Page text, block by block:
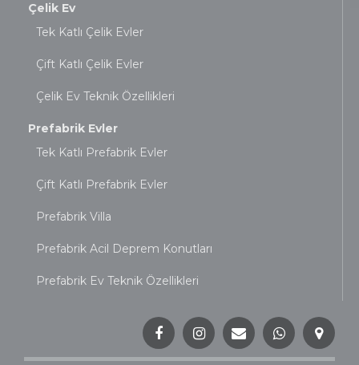
Çelik Ev
Tek Katlı Çelik Evler
Çift Katlı Çelik Evler
Çelik Ev Teknik Özellikleri
Prefabrik Evler
Tek Katlı Prefabrik Evler
Çift Katlı Prefabrik Evler
Prefabrik Villa
Prefabrik Acil Deprem Konutları
Prefabrik Ev Teknik Özellikleri